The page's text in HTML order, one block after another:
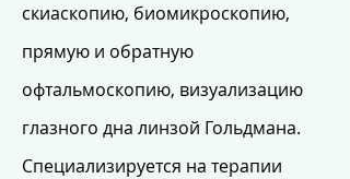
скиаскопию, биомикроскопию,
прямую и обратную
офтальмоскопию, визуализацию
глазного дна линзой Гольдмана.
Специализируется на терапии